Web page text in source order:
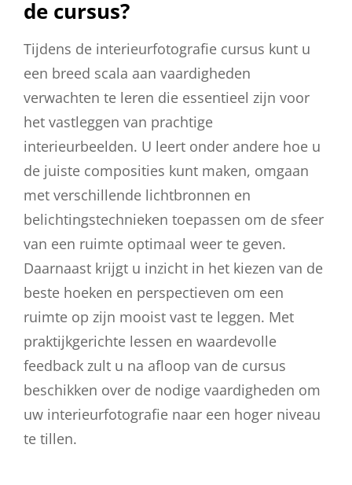
de cursus?
Tijdens de interieurfotografie cursus kunt u
een breed scala aan vaardigheden
verwachten te leren die essentieel zijn voor
het vastleggen van prachtige
interieurbeelden. U leert onder andere hoe u
de juiste composities kunt maken, omgaan
met verschillende lichtbronnen en
belichtingstechnieken toepassen om de sfeer
van een ruimte optimaal weer te geven.
Daarnaast krijgt u inzicht in het kiezen van de
beste hoeken en perspectieven om een
ruimte op zijn mooist vast te leggen. Met
praktijkgerichte lessen en waardevolle
feedback zult u na afloop van de cursus
beschikken over de nodige vaardigheden om
uw interieurfotografie naar een hoger niveau
te tillen.